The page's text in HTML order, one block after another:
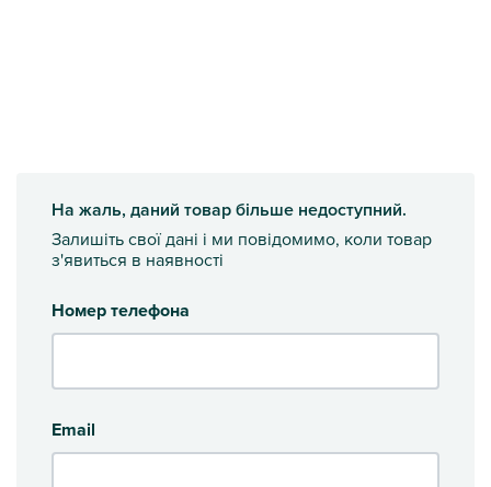
На жаль, даний товар більше недоступний.
Залишіть свої дані і ми повідомимо, коли товар
з'явиться в наявності
Номер телефона
Email